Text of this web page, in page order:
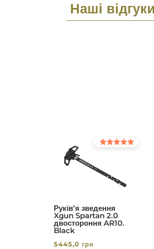
Наші відгуки
Руків’я зведення
Xgun Spartan 2.0
двостороння AR10.
Black
5445,0 грн